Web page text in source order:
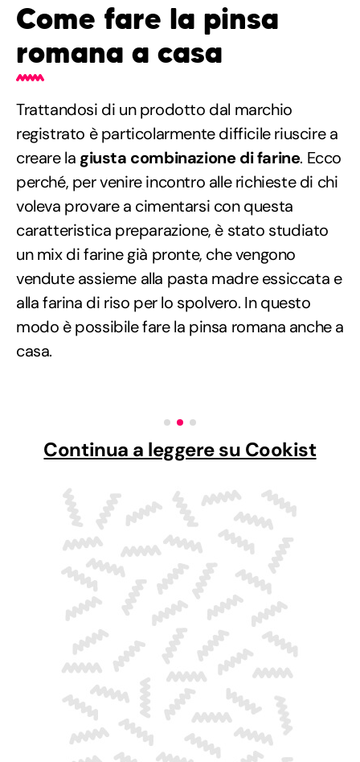
Come fare la pinsa
romana a casa
Trattandosi di un prodotto dal marchio
registrato è particolarmente difficile riuscire a
creare la giusta combinazione di farine. Ecco
perché, per venire incontro alle richieste di chi
voleva provare a cimentarsi con questa
caratteristica preparazione, è stato studiato
un mix di farine già pronte, che vengono
vendute assieme alla pasta madre essiccata e
alla farina di riso per lo spolvero. In questo
modo è possibile fare la pinsa romana anche a
casa.
Continua a leggere su Cookist